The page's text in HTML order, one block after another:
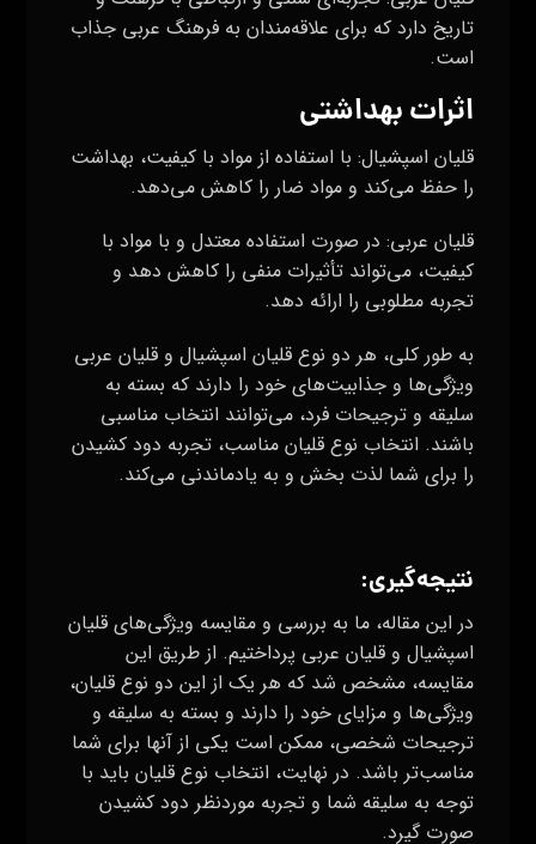
تاریخ دارد که برای علاقه‌مندان به فرهنگ عربی جذاب
است.
اثرات بهداشتی
قلیان اسپشیال: با استفاده از مواد با کیفیت، بهداشت
را حفظ می‌کند و مواد ضار را کاهش می‌دهد.
قلیان عربی: در صورت استفاده معتدل و با مواد با
کیفیت، می‌تواند تأثیرات منفی را کاهش دهد و
تجربه مطلوبی را ارائه دهد.
به طور کلی، هر دو نوع قلیان اسپشیال و قلیان عربی
ویژگی‌ها و جذابیت‌های خود را دارند که بسته به
سلیقه و ترجیحات فرد، می‌توانند انتخاب مناسبی
باشند. انتخاب نوع قلیان مناسب، تجربه دود کشیدن
را برای شما لذت بخش و به یادماندنی می‌کند.
نتیجه‌گیری:
در این مقاله، ما به بررسی و مقایسه ویژگی‌های قلیان
اسپشیال و قلیان عربی پرداختیم. از طریق این
مقایسه، مشخص شد که هر یک از این دو نوع قلیان،
ویژگی‌ها و مزایای خود را دارند و بسته به سلیقه و
ترجیحات شخصی، ممکن است یکی از آنها برای شما
مناسب‌تر باشد. در نهایت، انتخاب نوع قلیان باید با
توجه به سلیقه شما و تجربه موردنظر دود کشیدن
صورت گیرد.